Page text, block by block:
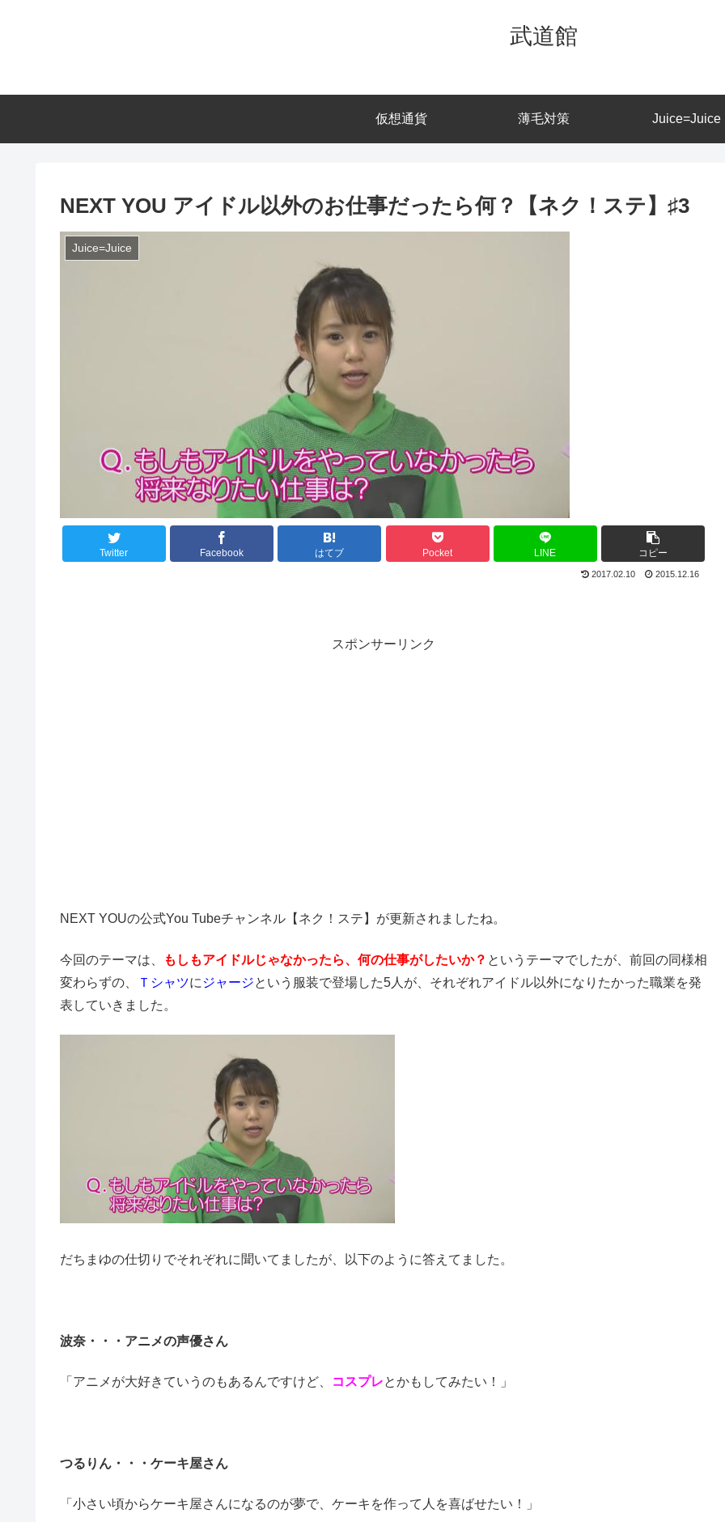
武道館
仮想通貨 薄毛対策 Juice=Juice
NEXT YOU アイドル以外のお仕事だったら何？【ネク！ステ】♯3
Juice=Juice
Twitter Facebook はてブ Pocket LINE コピー
2017.02.10 2015.12.16
スポンサーリンク
NEXT YOUの公式You Tubeチャンネル【ネク！ステ】が更新されましたね。
今回のテーマは、 もしもアイドルじゃなかったら、何の仕事がしたいか？ というテーマでしたが、前回の同様相
変わらずの、
Ｔシャツに ジャージという服装で登場した5人が、それぞれアイドル以外になりたかった職業を発
表していきました。
だちまゆの仕切りでそれぞれに聞いてましたが、以下のように答えてました。
波奈・・・アニメの声優さん
「アニメが大好きていうのもあるんですけど、 コスプレとかもしてみたい！」
つるりん・・・ケーキ屋さん
「小さい頃からケーキ屋さんになるのが夢で、ケーキを作って人を喜ばせたい！」